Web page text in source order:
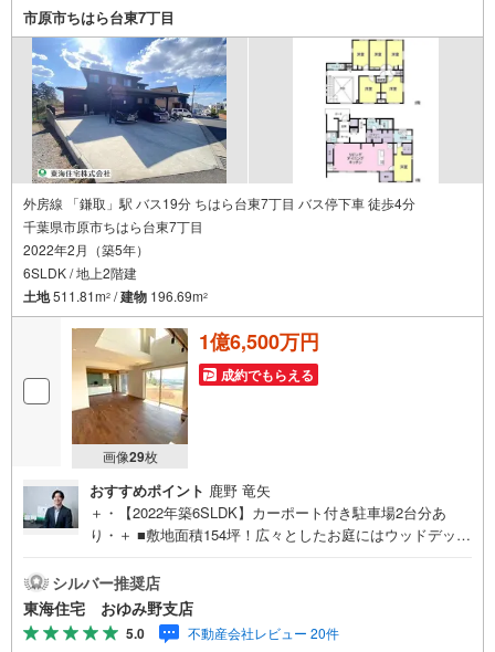
市原市ちはら台東7丁目
外房線 「鎌取」駅 バス19分 ちはら台東7丁目 バス停下車 徒歩4分
千葉県市原市ちはら台東7丁目
2022年2月（築5年）
6SLDK / 地上2階建
土地511.81m2 /建物 196.69m2
画像29枚
1億6,500万円
成約でもらえる
おすすめポイント 鹿野 竜矢
＋・【2022年築6SLDK】カーポート付き駐車場2台分あ
り・＋ ■敷地面積154坪！広々としたお庭にはウッドデッキ
シルバー推奨店
東海住宅 おゆみ野支店
5.0 不動産会社レビュー 20件